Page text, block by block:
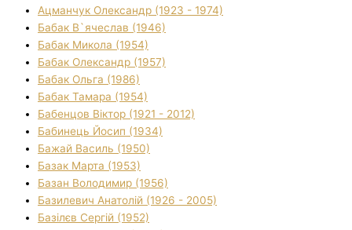
Ацманчук Олександр (1923 - 1974)
Бабак В`ячеслав (1946)
Бабак Микола (1954)
Бабак Олександр (1957)
Бабак Ольга (1986)
Бабак Тамара (1954)
Бабенцов Віктор (1921 - 2012)
Бабинець Йосип (1934)
Бажай Василь (1950)
Базак Марта (1953)
Базан Володимир (1956)
Базилевич Анатолій (1926 - 2005)
Базілєв Сергій (1952)